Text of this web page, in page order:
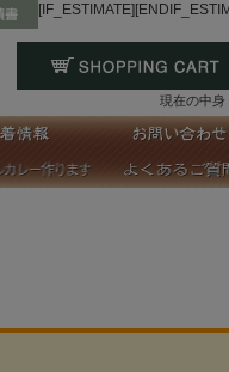
[IF_ESTIMATE]
現在の中身